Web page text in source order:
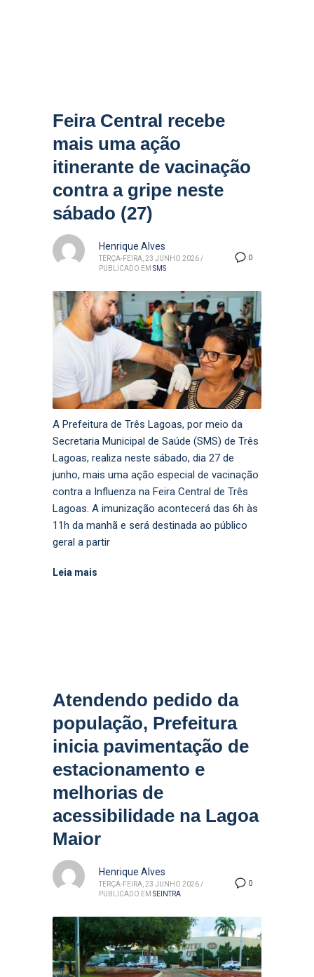
Feira Central recebe
mais uma ação
itinerante de vacinação
contra a gripe neste
sábado (27)
0
Henrique Alves
TERÇA-FEIRA, 23 JUNHO 2026 /
PUBLICADO EM SMS
A Prefeitura de Três Lagoas, por meio da
Secretaria Municipal de Saúde (SMS) de Três
Lagoas, realiza neste sábado, dia 27 de
junho, mais uma ação especial de vacinação
contra a Influenza na Feira Central de Três
Lagoas. A imunização acontecerá das 6h às
11h da manhã e será destinada ao público
geral a partir
Leia mais
Atendendo pedido da
população, Prefeitura
inicia pavimentação de
estacionamento e
melhorias de
acessibilidade na Lagoa
Maior
0
Henrique Alves
TERÇA-FEIRA, 23 JUNHO 2026 /
PUBLICADO EM SEINTRA